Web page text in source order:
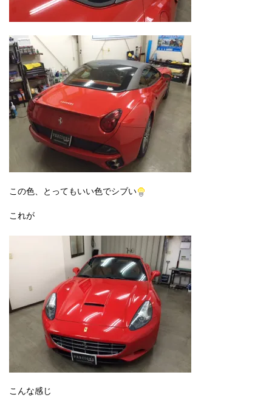
この色、とってもいい色でシブい
これが
こんな感じ